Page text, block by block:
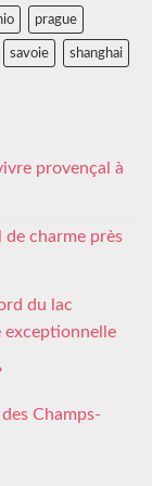
prague
savoie shanghai
provençal à
de charme près
du lac
exceptionnelle
Champs-